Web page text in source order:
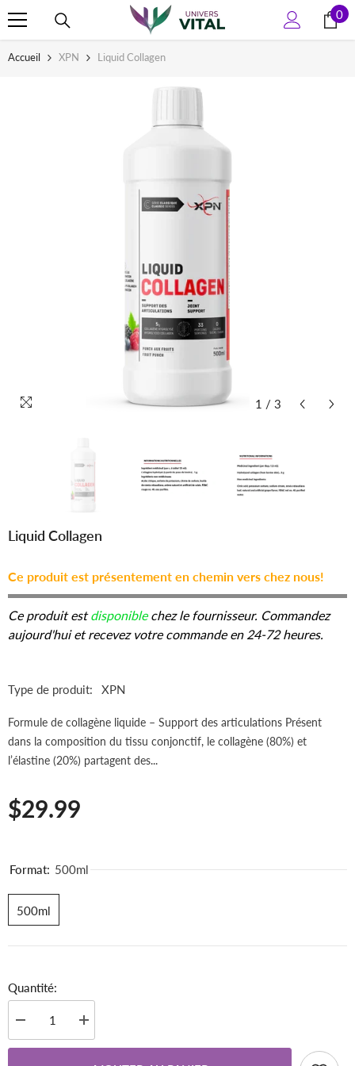
0
0
Accueil XPN Liquid Collagen
1 / 3
Liquid Collagen
Ce produit est présentement en chemin vers chez nous!
Ce produit estdisponiblechez le fournisseur. Commandez
aujourd'hui et recevez votre commande en 24-72 heures.
Type de produit: XPN
Formule de collagène liquide – Support des articulations Présent
dans la composition du tissu conjonctif, le collagène (80%) et
l’élastine (20%) partagent des...
$29.99
Format: 500ml
500ml
Quantité:
Diminuer
la
quantité
Augmenter
la
quantité